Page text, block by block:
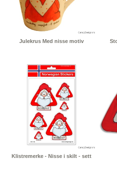
Julekrus Med nisse motiv
Klistremerke - Nisse i skilt - sett